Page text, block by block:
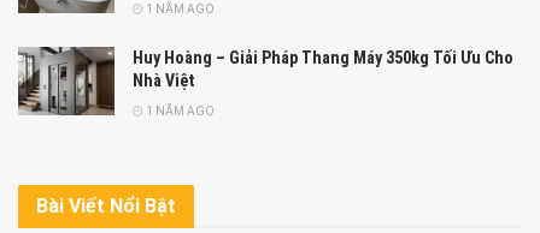
1 NĂM AGO
Huy Hoàng – Giải Pháp Thang Máy 350kg Tối Ưu Cho
Nhà Việt
1 NĂM AGO
Bài Viết Nổi Bật